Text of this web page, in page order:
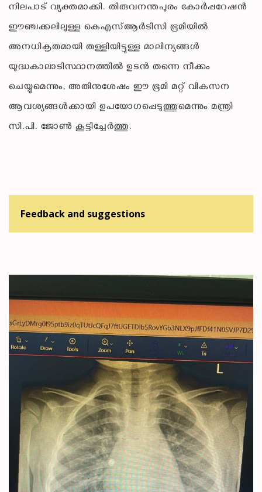
നിലപാട് വ്യക്തമാക്കി. തിരുവനന്തപുരം കോർപ്പറേഷൻ
ഈഞ്ചക്കലിലുള്ള കെഎസ്ആർടിസി ഭൂമിയിൽ
അനധികൃതമായി തള്ളിയിട്ടുള്ള മാലിന്യങ്ങൾ
യുദ്ധകാലാടിസ്ഥാനത്തിൽ ഉടൻ തന്നെ നീക്കം
ചെയ്യുമെന്നും, അതിനുശേഷം ഈ ഭൂമി മറ്റ് വികസന
ആവശ്യങ്ങൾക്കായി ഉപയോഗപ്പെടുത്തുമെന്നും മന്ത്രി
സി.പി. ജോൺ കൂട്ടിച്ചേർത്തു.
Feedback and suggestions